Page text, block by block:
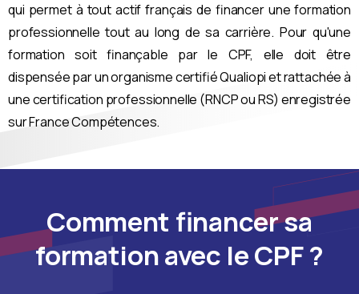
qui permet à tout actif français de financer une formation
professionnelle tout au long de sa carrière. Pour qu'une
formation soit finançable par le CPF, elle doit être
dispensée par un organisme certifié Qualiopi et rattachée à
une certification professionnelle (RNCP ou RS) enregistrée
sur France Compétences.
Comment financer sa
formation avec le CPF ?